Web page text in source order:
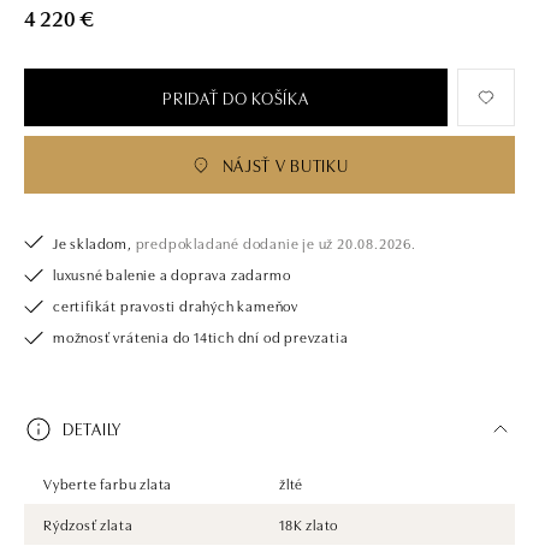
4 220 €
PRIDAŤ DO KOŠÍKA
NÁJSŤ V BUTIKU
Je skladom, predpokladané dodanie je už 20.08.2026.
luxusné balenie a doprava zadarmo
certifikát pravosti drahých kameňov
možnosť vrátenia do 14tich dní od prevzatia
DETAILY
Vyberte farbu zlata
žlté
Rýdzosť zlata
18K zlato